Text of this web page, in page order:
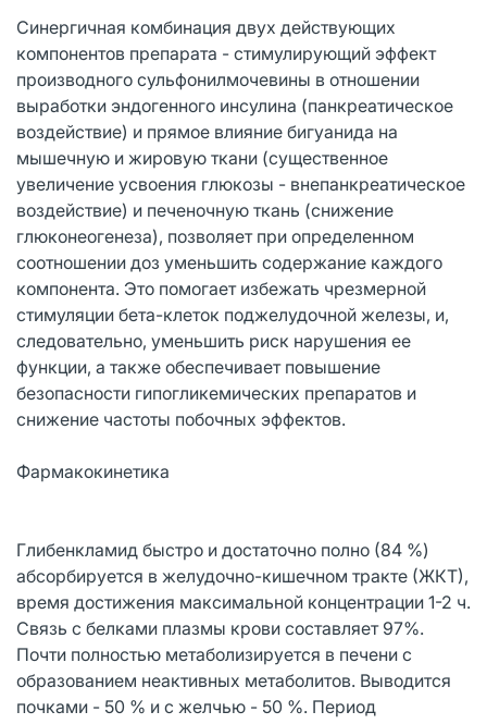
Синергичная комбинация двух действующих
компонентов препарата - стимулирующий эффект
производного сульфонилмочевины в отношении
выработки эндогенного инсулина (панкреатическое
воздействие) и прямое влияние бигуанида на
мышечную и жировую ткани (существенное
увеличение усвоения глюкозы - внепанкреатическое
воздействие) и печеночную ткань (снижение
глюконеогенеза), позволяет при определенном
соотношении доз уменьшить содержание каждого
компонента. Это помогает избежать чрезмерной
стимуляции бета-клеток поджелудочной железы, и,
следовательно, уменьшить риск нарушения ее
функции, а также обеспечивает повышение
безопасности гипогликемических препаратов и
снижение частоты побочных эффектов.
Фармакокинетика
Глибенкламид быстро и достаточно полно (84 %)
абсорбируется в желудочно-кишечном тракте (ЖКТ),
время достижения максимальной концентрации 1-2 ч.
Связь с белками плазмы крови составляет 97%.
Почти полностью метаболизируется в печени с
образованием неактивных метаболитов. Выводится
почками - 50 % и с желчью - 50 %. Период